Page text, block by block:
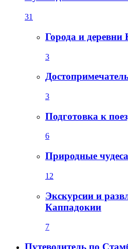
31
Города и
3
3
Подготовка к
6
Природные
12
Экскурсии и
Каппадокии
7
Путеводитель по